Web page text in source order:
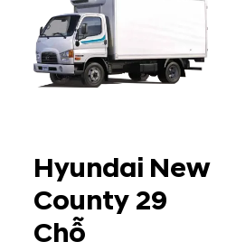
Hyundai New
County 29
Chỗ